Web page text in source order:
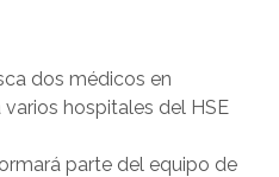
dos médicos en
hospitales del HSE
parte del equipo de